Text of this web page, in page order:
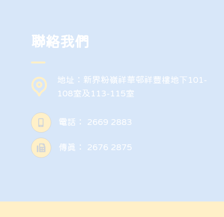
聯絡我們
地址：新界粉嶺祥華邨祥豐樓地下101-
108室及113-115室
電話： 2669 2883
傳真： 2676 2875